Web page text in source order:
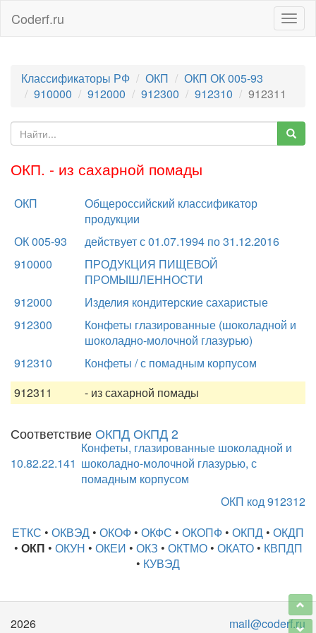
Coderf.ru
Классификаторы РФ ОКП
ОКП ОК 005-93
910000
912000 912300 912310 912311
ОКП. - из сахарной помады
ОКП
Общероссийский классификатор
продукции
ОК 005-93
действует с 01.07.1994 по 31.12.2016
910000
ПРОДУКЦИЯ ПИЩЕВОЙ
ПРОМЫШЛЕННОСТИ
912000
Изделия кондитерские сахаристые
912300
Конфеты глазированные (шоколадной и
шоколадно-молочной глазурью)
912310
Конфеты / с помадным корпусом
912311
- из сахарной помады
Соответствие ОКПД ОКПД 2
10.82.22.141
Конфеты, глазированные шоколадной и
шоколадно-молочной глазурью, с
помадным корпусом
ОКП код 912312
ЕТКС • ОКВЭД • ОКОФ • ОКФС • ОКОПФ • ОКПД • ОКДП
• ОКП • ОКУН • ОКЕИ • ОКЗ • ОКТМО• ОКАТО• КВПДП
• КУВЭД
2026 mail@coderf.ru